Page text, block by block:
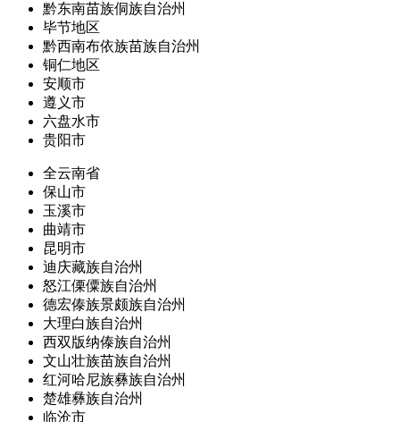
黔东南苗族侗族自治州
毕节地区
黔西南布依族苗族自治州
铜仁地区
安顺市
遵义市
六盘水市
贵阳市
全云南省
保山市
玉溪市
曲靖市
昆明市
迪庆藏族自治州
怒江傈僳族自治州
德宏傣族景颇族自治州
大理白族自治州
西双版纳傣族自治州
文山壮族苗族自治州
红河哈尼族彝族自治州
楚雄彝族自治州
临沧市